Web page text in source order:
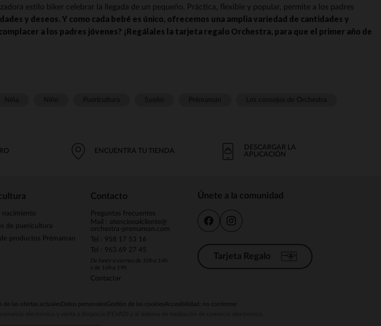
estilo biker celebrar la llegada de un pequeño. Práctica, flexible y popular, permite a los padres
y deseos. Y como cada bebé es único, ofrecemos una amplia variedad de cantidades y
a los padres jóvenes? ¡Regálales la tarjeta regalo Orchestra, para que el primer año de
ENCUENTRA TU TIENDA
DESCARGAR LA
APLICACIÓN
nacimiento
de puericultura
productos Prémaman
Contacto
Preguntas frecuentes
Mail : atencionalcliente@
orchestra-premaman.com
Tel : 958 17 53 16
Tel : 963 69 27 45
De lunes a viernes de 10h a 14h
y de 16h a 19h
Contactar
Únete a la comunidad
Tarjeta Regalo
de las ofertas actuales Datos personalesGestión de las cookiesAccesibilidad: no conforme